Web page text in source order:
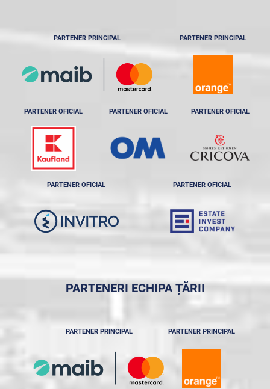
PARTENER PRINCIPAL PARTENER PRINCIPAL
PARTENER OFICIAL PARTENER OFICIAL PARTENER OFICIAL
PARTENER OFICIAL PARTENER OFICIAL
PARTENERI ECHIPA ȚĂRII
PARTENER PRINCIPAL PARTENER PRINCIPAL